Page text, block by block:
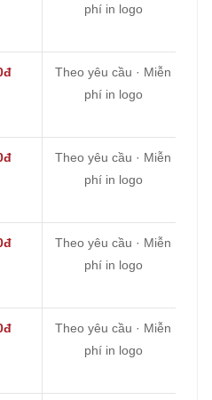
phí in logo
Theo yêu cầu · Miễn
phí in logo
Theo yêu cầu · Miễn
phí in logo
Theo yêu cầu · Miễn
phí in logo
Theo yêu cầu · Miễn
phí in logo